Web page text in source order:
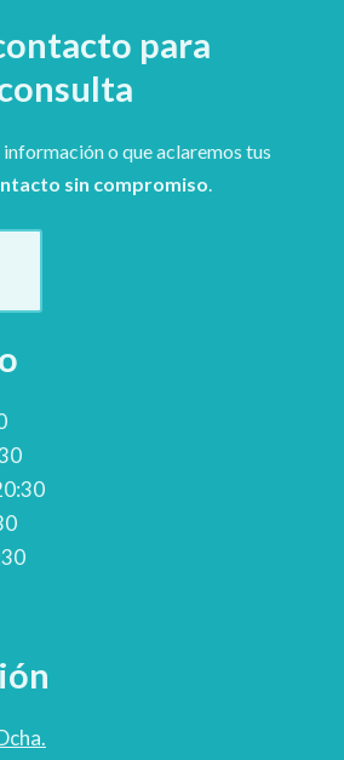
para
o que aclaremos tus
sin compromiso